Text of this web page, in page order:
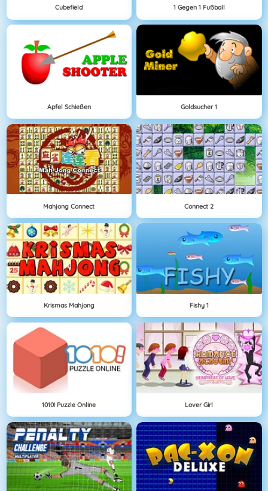
Cubefield 1 Gegen 1 Fußball
Apfel Schießen Goldsucher 1
Mahjong Connect Connect 2
Krismas Mahjong Fishy 1
1010! Puzzle Online Lover Girl